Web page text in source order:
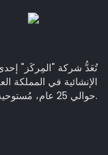
تُعَدُّ شركة "المِركَز"
الإنشائية في المملكة
حوالي 25 عام، مُستوحية اسمها من السوق التقليدي للمُجتَمَع البدوي.